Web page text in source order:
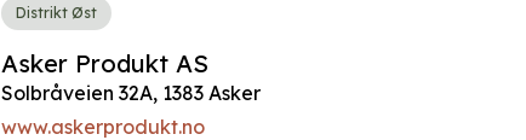
Distrikt Øst
Asker Produkt AS
Solbråveien 32A, 1383 Asker
www.askerprodukt.no